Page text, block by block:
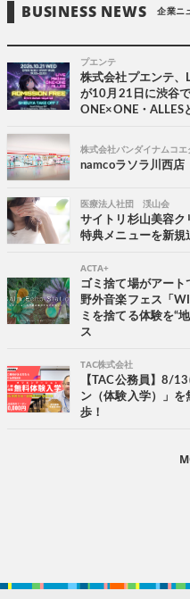
BUSINESS NEWS 企業ニ
プエンテ
株式会社プエンテ、
が10月21日に渋谷
ONE×ONE・ALLES
株式会社バンダイナムコエ
namcoラソラ川西
医療法人社団 渓山会
サイトリ杉山美容ク
特典メニューを新規
ACTA+
ゴミ捨て場がアー
野外音楽フェス「
ミを捨てる体験を“
ス
TAC株式会社
【TAC公務員】8/
ン（体験入学）」
歩！